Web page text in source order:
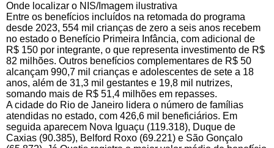
Onde localizar o NIS/Imagem ilustrativa
Entre os benefícios incluídos na retomada do programa
desde 2023, 554 mil crianças de zero a seis anos recebem
no estado o Benefício Primeira Infância, com adicional de
R$ 150 por integrante, o que representa investimento de R$
82 milhões. Outros benefícios complementares de R$ 50
alcançam 990,7 mil crianças e adolescentes de sete a 18
anos, além de 31,3 mil gestantes e 19,8 mil nutrizes,
somando mais de R$ 51,4 milhões em repasses.
A cidade do Rio de Janeiro lidera o número de famílias
atendidas no estado, com 426,6 mil beneficiários. Em
seguida aparecem Nova Iguaçu (119.318), Duque de
Caxias (90.385), Belford Roxo (69.221) e São Gonçalo